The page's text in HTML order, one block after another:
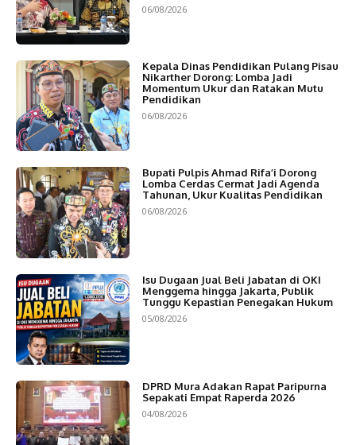
06/08/2026
Kepala Dinas Pendidikan Pulang Pisau
Nikarther Dorong: Lomba Jadi
Momentum Ukur dan Ratakan Mutu
Pendidikan
06/08/2026
Bupati Pulpis Ahmad Rifa’i Dorong
Lomba Cerdas Cermat Jadi Agenda
Tahunan, Ukur Kualitas Pendidikan
06/08/2026
Isu Dugaan Jual Beli Jabatan di OKI
Menggema hingga Jakarta, Publik
Tunggu Kepastian Penegakan Hukum
05/08/2026
DPRD Mura Adakan Rapat Paripurna
Sepakati Empat Raperda 2026
04/08/2026